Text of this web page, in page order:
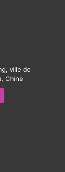
ville de
Chine